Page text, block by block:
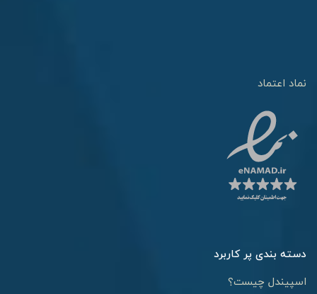
نماد اعتماد
دسته بندی پر کاربرد
اسپیندل چیست؟